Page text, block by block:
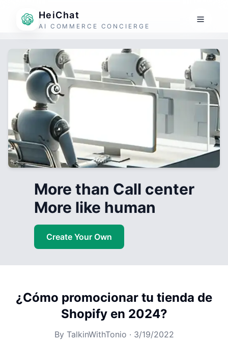
HeiChat
AI COMMERCE CONCIERGE
More than Call center
More like human
Create Your Own
¿Cómo promocionar tu tienda de
Shopify en 2024?
By TalkinWithTonio · 3/19/2022